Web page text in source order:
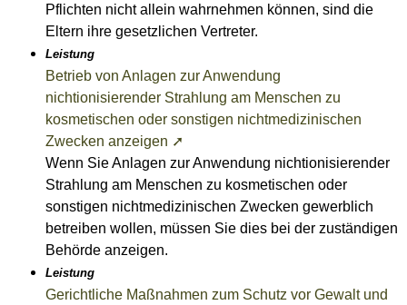
Pflichten nicht allein wahrnehmen können, sind die
Eltern ihre gesetzlichen Vertreter.
Leistung
Betrieb von Anlagen zur Anwendung
nichtionisierender Strahlung am Menschen zu
kosmetischen oder sonstigen nichtmedizinischen
Zwecken anzeigen ➚
Wenn Sie Anlagen zur Anwendung nichtionisierender
Strahlung am Menschen zu kosmetischen oder
sonstigen nichtmedizinischen Zwecken gewerblich
betreiben wollen, müssen Sie dies bei der zuständigen
Behörde anzeigen.
Leistung
Gerichtliche Maßnahmen zum Schutz vor Gewalt und